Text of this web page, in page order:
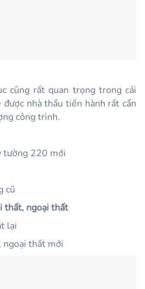
cũng rất quan trọng trong cải
nhà thầu tiến hành rất cẩn
công trình.
tường 220 mới
cũ
thất, ngoại thất
lại
thất mới